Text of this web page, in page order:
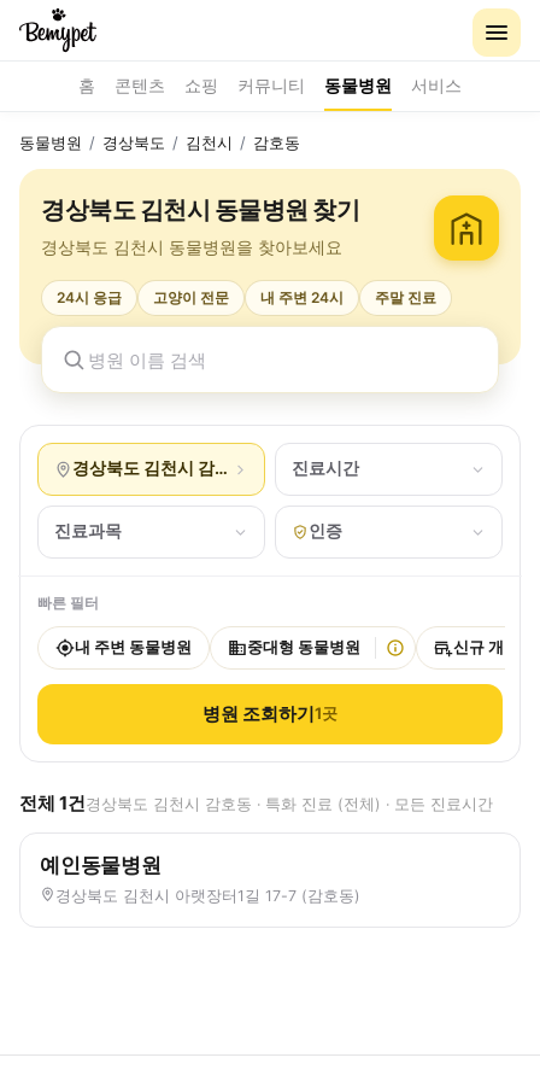
홈 콘텐츠 쇼핑 커뮤니티 동물병원 서비스
동물병원 / 경상북도 / 김천시 / 감호동
경상북도 김천시 동물병원 찾기
경상북도 김천시 동물병원을 찾아보세요
24시 응급 고양이 전문 내 주변 24시 주말 진료
경상북도 김천시 감호동 진료시간
진료과목 인증
빠른 필터
내 주변 동물병원 중대형 동물병원 신규 개원
병원 조회하기1곳
전체 1건경상북도 김천시 감호동 · 특화 진료 (전체) · 모든 진료시간
예인동물병원
경상북도 김천시 아랫장터1길 17-7 (감호동)